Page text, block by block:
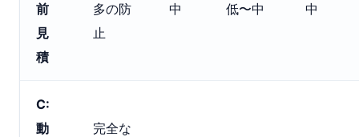
前
見
積
多の防
止
中 低〜中 中
C:
動
完全な